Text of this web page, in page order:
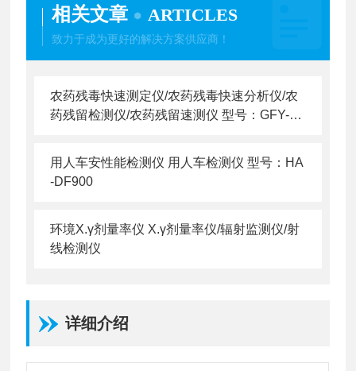
相关文章 ARTICLES
致力于成为更好的解决方案供应商！
农药残毒快速测定仪/农药残毒快速分析仪/农
药残留检测仪/农药残留速测仪 型号：GFY-N
用人车安性能检测仪 用人车检测仪 型号：HA
-DF900
环境X.γ剂量率仪 X.γ剂量率仪/辐射监测仪/射
线检测仪
详细介绍